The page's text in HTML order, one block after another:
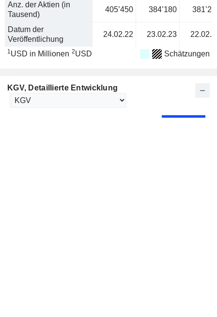
Anz. der Aktien (in
Tausend)
405’450 384’180
Datum der
Veröffentlichung
24.02.22 23.02.23
1USD in Millionen 2USD Schätzungen
KGV, Detaillierte Entwicklung